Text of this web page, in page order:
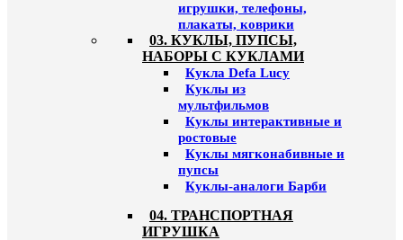
игрушки, телефоны,
плакаты, коврики
03. КУКЛЫ, ПУПСЫ,
НАБОРЫ С КУКЛАМИ
Кукла Defa Lucy
Куклы из
мультфильмов
Куклы интерактивные и
ростовые
Куклы мягконабивные и
пупсы
Куклы-аналоги Барби
04. ТРАНСПОРТНАЯ
ИГРУШКА